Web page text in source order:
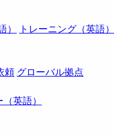
トレーニング（英語）
頼 グローバル拠点
英語）